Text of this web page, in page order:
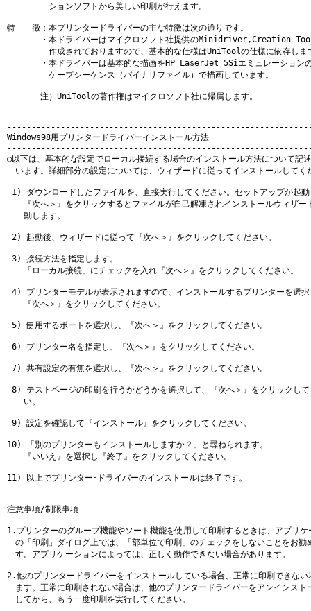
ションソフトから美しい印刷が行えます。
特　　徴：本プリンタードライバーの主な特徴は次の通りです。
・本ドライバーはマイクロソフト社提供のMinidriver,Creation
作成されておりますので、基本的な仕様はUniToolの仕様に依存しま
・本ドライバーは基本的な描画をHP LaserJet 5Siエミュレーション
ケープシーケンス（バイナリファイル）で描画しています。
注）UniToolの著作権はマイクロソフト社に帰属します。
Windows98用プリンタードライバーインストール方法
○以下は、基本的な設定でローカル接続する場合のインストール方法について記
います。詳細部分の設定については、ウィザードに従ってインストールしてく
1) ダウンロードしたファイルを、直接実行してください。セットアップが起
『次へ＞』をクリックするとファイルが自己解凍されインストールウィザー
動します。
2) 起動後、ウィザードに従って『次へ＞』をクリックしてください。
3) 接続方法を指定します。
「ローカル接続」にチェックを入れ『次へ＞』をクリックしてください。
4) プリンターモデルが表示されますので、インストールするプリンターを選
『次へ＞』をクリックしてください。
5) 使用するポートを選択し、『次へ＞』をクリックしてください。
6) プリンター名を指定し、『次へ＞』をクリックしてください。
7) 共有設定の有無を選択し、『次へ＞』をクリックしてください。
8) テストページの印刷を行うかどうかを選択して、『次へ＞』をクリックし
い。
9) 設定を確認して『インストール』をクリックしてください。
10) 「別のプリンターもインストールしますか？」と尋ねられます。
『いいえ』を選択し『終了』をクリックしてください。
11) 以上でプリンター･ドライバーのインストールは終了です。
注意事項/制限事項
1.プリンターのグループ機能やソート機能を使用して印刷するときは、アプリケ
の「印刷」ダイログ上では、「部単位で印刷」のチェックをしないことをお勧
す。アプリケーションによっては、正しく動作できない場合があります。
2.他のプリンタードライバーをインストールしている場合、正常に印刷できない
ます。正常に印刷されない場合は、他のプリンタードライバーをアンインス
してから、もう一度印刷を実行してください。